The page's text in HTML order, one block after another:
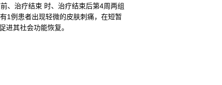
、治疗结束 时、治疗结束后第4周两组
1例患者出现轻微的皮肤刺痛，在短暂
其社会功能恢复。